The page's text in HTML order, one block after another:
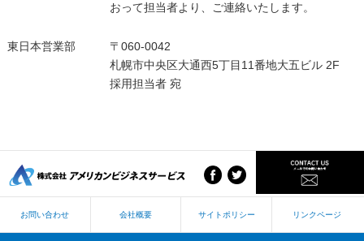
おって担当者より、ご連絡いたします。
東日本営業部 〒060-0042
札幌市中央区大通西5丁目11番地大五ビル 2F
採用担当者 宛
お問い合わせ 会社概要 サイトポリシー リンクページ